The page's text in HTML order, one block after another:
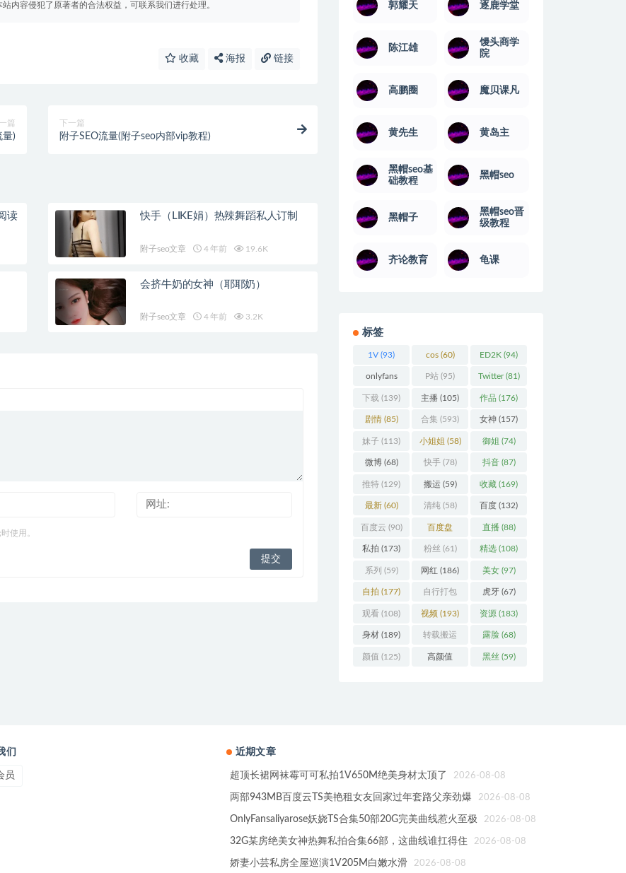
内容侵犯了原著者的合法权益，可联系我们进行处理。
收藏 海报 链接
一篇
量)
下一篇
附子SEO流量(附子seo内部vip教程)
读 快手（LIKE娟）热辣舞蹈私人订制
附子seo文章 4 年前 19.6K
会挤牛奶的女神（耶耶奶）
附子seo文章 4 年前 3.2K
使用。
郭耀天 逐鹿学堂
陈江雄
馒头商学
院
高鹏圈 魔贝课凡
黄先生 黄岛主
黑帽seo基
础教程
黑帽seo
黑帽子
黑帽seo晋
级教程
齐论教育 龟课
标签
1V (93) cos(60) ED2K (94)
onlyfans
(106)
P站 (95) Twitter(81)
下载 (139) 主播 (105) 作品 (176)
剧情(85) 合集 (593) 女神 (157)
妹子 (113) 小姐姐 (58) 御姐 (74)
微博(68) 快手(78) 抖音(87)
推特 (129) 搬运 (59) 收藏 (169)
最新(60) 清纯(58) 百度 (132)
百度云 (90) 百度盘
(360)
直播(88)
私拍 (173) 粉丝 (61) 精选 (108)
系列 (59) 网红 (186) 美女(97)
自拍 (177) 自行打包
(93)
虎牙(67)
观看 (108) 视频 (193) 资源 (183)
身材 (189) 转载搬运
(123)
露脸(68)
颜值 (125) 高颜值 黑丝 (59)
们
员
近期文章
超顶长裙网袜霉可可私拍1V650M绝美身材太顶了 2026-08-08
两部943MB百度云TS美艳租女友回家过年套路父亲劲爆 2026-08-08
OnlyFansaliyarose妖娆TS合集50部20G完美曲线惹火至极 2026-08-08
32G某房绝美女神热舞私拍合集66部，这曲线谁扛得住 2026-08-08
娇妻小芸私房全屋巡演1V205M白嫩水滑 2026-08-08